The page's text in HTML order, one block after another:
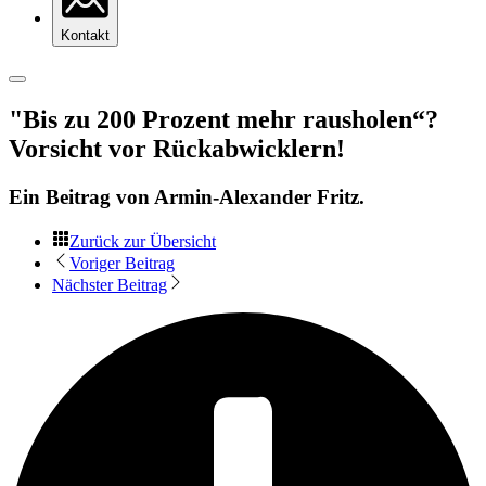
Kontakt
"Bis zu 200 Prozent mehr rausholen“?
Vorsicht vor Rückabwicklern!
Ein Beitrag von Armin-Alexander Fritz.
Zurück zur Übersicht
Voriger Beitrag
Nächster Beitrag